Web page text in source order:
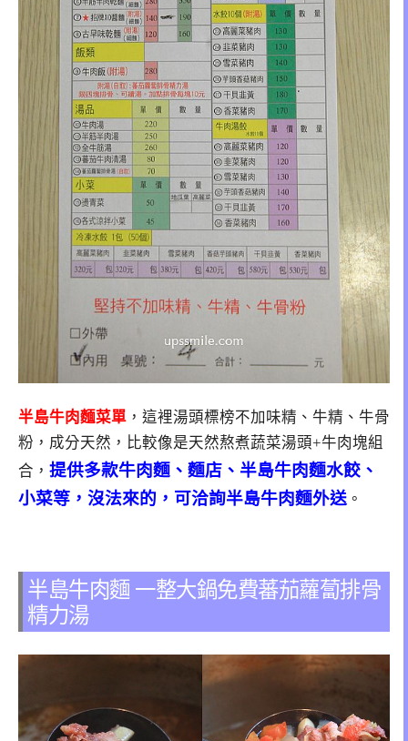
半島牛肉麵菜單 ，這裡湯頭標榜不加味精、牛精、牛骨
粉，成分天然，比較像是天然熬煮蔬菜湯頭+牛肉塊組
合， 提供多款牛肉麵、麵店、半島牛肉麵水餃、
小菜等，沒法來的，可洽詢半島牛肉麵外送 。
半島牛肉麵 一整大鍋免費蕃茄蘿蔔排骨
精力湯